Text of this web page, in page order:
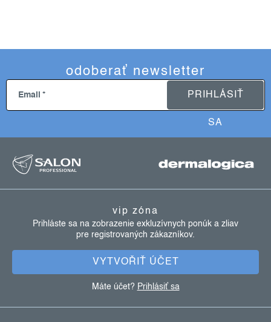
odoberať newsletter
Email PRIHLÁSIŤ
SA
vip zóna
Prihláste sa na zobrazenie exkluzívnych ponúk a zliav
pre registrovaných zákazníkov.
VYTVOŘIŤ ÚČET
Máte účet? Prihlásiť sa